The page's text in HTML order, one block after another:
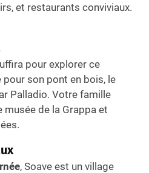
et restaurants conviviaux.
pour explorer ce
son pont en bois, le
Palladio. Votre famille
de la Grappa et
, Soave est un village